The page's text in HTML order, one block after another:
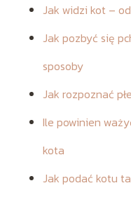
Jak widzi kot –
Jak pozbyć się
sposoby
Jak rozpoznać
Ile powinien
kota
Jak podać kotu